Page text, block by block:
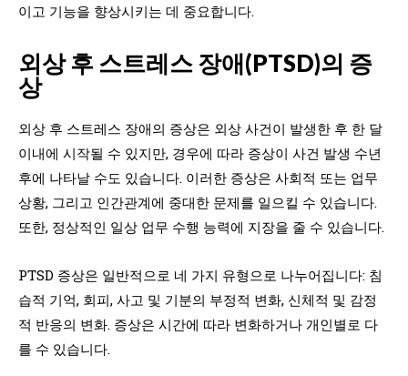
이고 기능을 향상시키는 데 중요합니다.
외상 후 스트레스 장애(PTSD)의 증
상
외상 후 스트레스 장애의 증상은 외상 사건이 발생한 후 한 달
이내에 시작될 수 있지만, 경우에 따라 증상이 사건 발생 수년
후에 나타날 수도 있습니다. 이러한 증상은 사회적 또는 업무
상황, 그리고 인간관계에 중대한 문제를 일으킬 수 있습니다.
또한, 정상적인 일상 업무 수행 능력에 지장을 줄 수 있습니다.
PTSD 증상은 일반적으로 네 가지 유형으로 나누어집니다: 침
습적 기억, 회피, 사고 및 기분의 부정적 변화, 신체적 및 감정
적 반응의 변화. 증상은 시간에 따라 변화하거나 개인별로 다
를 수 있습니다.